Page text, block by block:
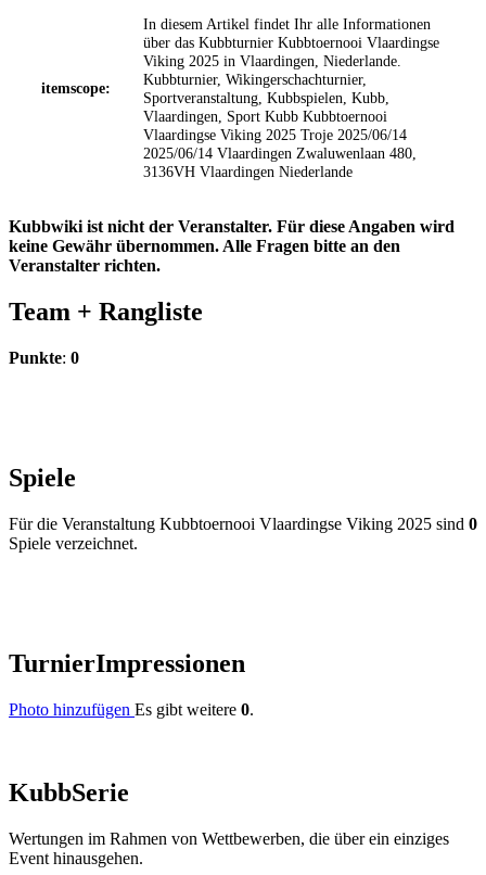
itemscope:
In diesem Artikel findet Ihr alle Informationen
über das Kubbturnier Kubbtoernooi Vlaardingse
Viking 2025 in Vlaardingen, Niederlande.
Kubbturnier, Wikingerschachturnier,
Sportveranstaltung, Kubbspielen, Kubb,
Vlaardingen, Sport Kubb Kubbtoernooi
Vlaardingse Viking 2025 Troje 2025/06/14
2025/06/14 Vlaardingen Zwaluwenlaan 480,
3136VH Vlaardingen Niederlande
Kubbwiki ist nicht der Veranstalter. Für diese Angaben wird
keine Gewähr übernommen. Alle Fragen bitte an den
Veranstalter richten.
Team + Rangliste
Punkte: 0
Spiele
Für die Veranstaltung Kubbtoernooi Vlaardingse Viking 2025 sind 0
Spiele verzeichnet.
TurnierImpressionen
Photo hinzufügen Es gibt weitere 0.
KubbSerie
Wertungen im Rahmen von Wettbewerben, die über ein einziges
Event hinausgehen.